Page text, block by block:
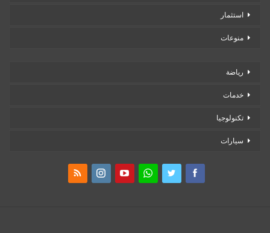
استثمار
منوعات
رياضة
خدمات
تكنولوجيا
سيارات